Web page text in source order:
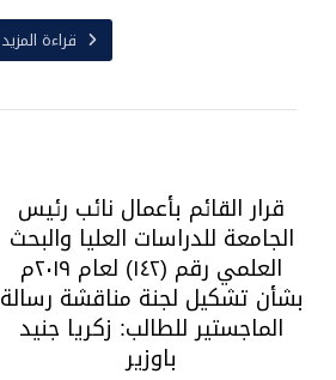
قراءة المزيد
قرار القائم بأعمال نائب رئيس
الجامعة للدراسات العليا والبحث
العلمي رقم (١٤٢) لعام ٢٠١٩م
بشأن تشكيل لجنة مناقشة رسالة
الماجستير للطالب: زكريا جنيد
باوزير